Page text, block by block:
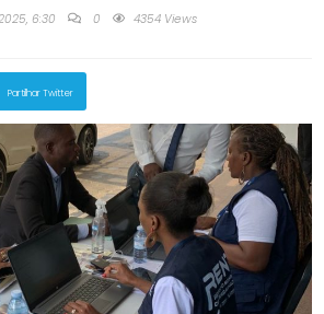
6:30 0 4354 Views
Partilhar Twitter